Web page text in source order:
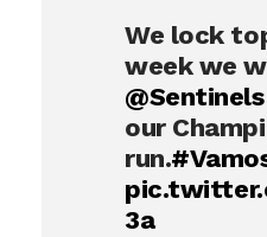
We lock
week we
@Sentinels
our
run.
3a